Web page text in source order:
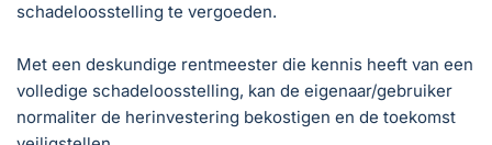
schadeloosstelling te vergoeden.
Met een deskundige rentmeester die kennis heeft van een
volledige schadeloosstelling, kan de eigenaar/gebruiker
normaliter de herinvestering bekostigen en de toekomst